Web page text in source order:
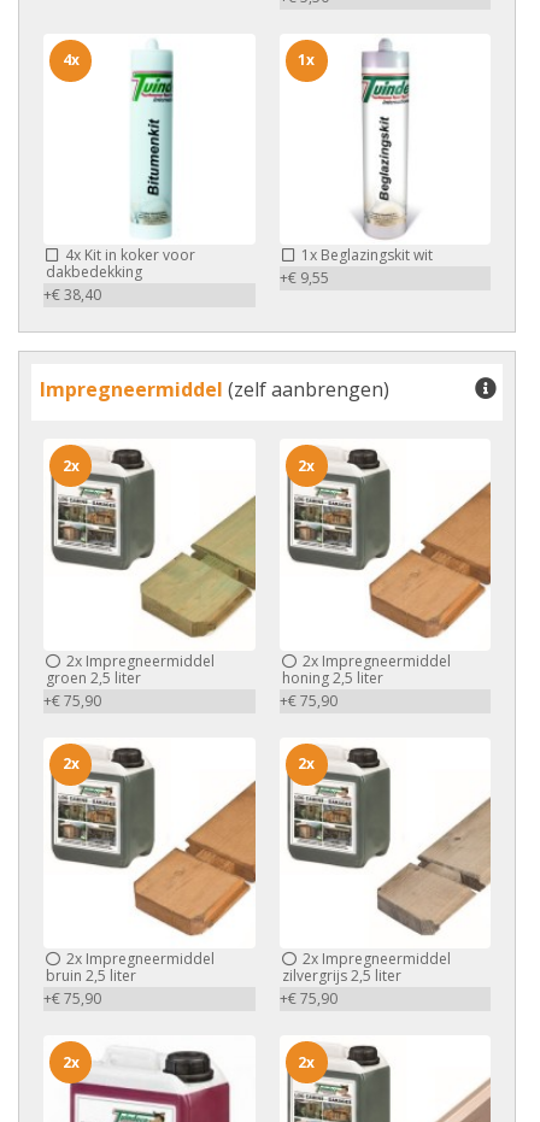
4x Kit in koker voor
dakbedekking
+€ 38,40
4x
1xBeglazingskit wit
+€ 9,55
1x
Impregneermiddel (zelf aanbrengen)
2x Impregneermiddel
groen 2,5 liter
+€ 75,90
2x
2xImpregneermiddel
honing 2,5 liter
+€ 75,90
2x
2x Impregneermiddel
bruin 2,5 liter
+€ 75,90
2x
2xImpregneermiddel
zilvergrijs 2,5 liter
+€ 75,90
2x
2x 2x